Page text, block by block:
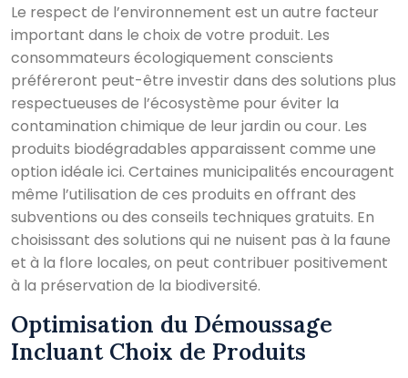
Le respect de l’environnement est un autre facteur
important dans le choix de votre produit. Les
consommateurs écologiquement conscients
préféreront peut-être investir dans des solutions plus
respectueuses de l’écosystème pour éviter la
contamination chimique de leur jardin ou cour. Les
produits biodégradables apparaissent comme une
option idéale ici. Certaines municipalités encouragent
même l’utilisation de ces produits en offrant des
subventions ou des conseils techniques gratuits. En
choisissant des solutions qui ne nuisent pas à la faune
et à la flore locales, on peut contribuer positivement
à la préservation de la biodiversité.
Optimisation du Démoussage
Incluant Choix de Produits